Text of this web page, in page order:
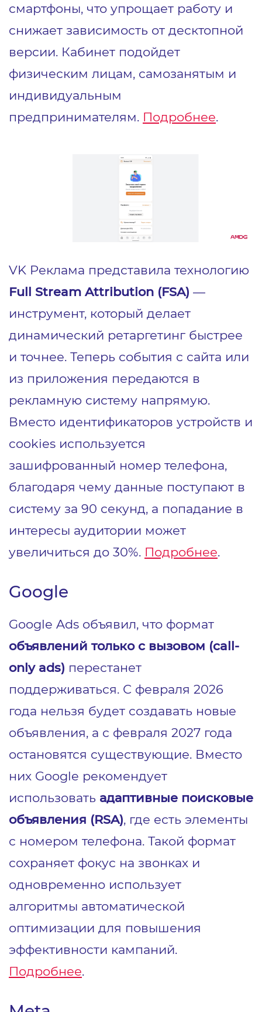
смартфоны, что упрощает работу и
снижает зависимость от десктопной
версии. Кабинет подойдет
физическим лицам, самозанятым и
индивидуальным
предпринимателям. Подробнее.
VK Реклама представила технологию
Full Stream Attribution (FSA) —
инструмент, который делает
динамический ретаргетинг быстрее
и точнее. Теперь события с сайта или
из приложения передаются в
рекламную систему напрямую.
Вместо идентификаторов устройств и
cookies используется
зашифрованный номер телефона,
благодаря чему данные поступают в
систему за 90 секунд, а попадание в
интересы аудитории может
увеличиться до 30%. Подробнее.
Google
Google Ads объявил, что формат
объявлений только с вызовом (call-
only ads) перестанет
поддерживаться. С февраля 2026
года нельзя будет создавать новые
объявления, а с февраля 2027 года
остановятся существующие. Вместо
них Google рекомендует
использовать адаптивные поисковые
объявления (RSA), где есть элементы
с номером телефона. Такой формат
сохраняет фокус на звонках и
одновременно использует
алгоритмы автоматической
оптимизации для повышения
эффективности кампаний.
Подробнее.